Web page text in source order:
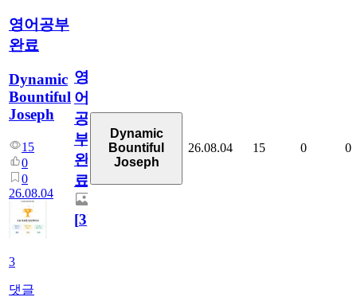
영어공부
완료
Dynamic
Bountiful
Joseph
15
0
0
26.08.04
3
댓글
영
어
공
부
완
료
[3]
Dynamic
Bountiful
Joseph
26.08.04 15 0 0